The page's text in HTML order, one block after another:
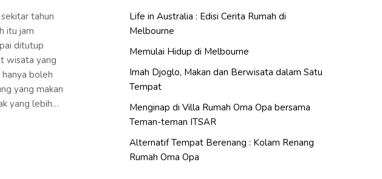
tahun
itu jam
ditutup
wisata yang
boleh
yang makan
yang lebih…
Life in Australia : Edisi Cerita Rumah di
Melbourne
Memulai Hidup di Melbourne
Imah Djoglo, Makan dan Berwisata dalam Satu
Tempat
Menginap di Villa Rumah Oma Opa bersama
Teman-teman ITSAR
Alternatif Tempat Berenang : Kolam Renang
Rumah Oma Opa